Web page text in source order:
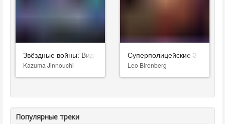
Звёздные войны: Видения. Девятый джедай
Kazuma Jinnouchi
Суперполицейские 3
Leo Birenberg
Популярные треки